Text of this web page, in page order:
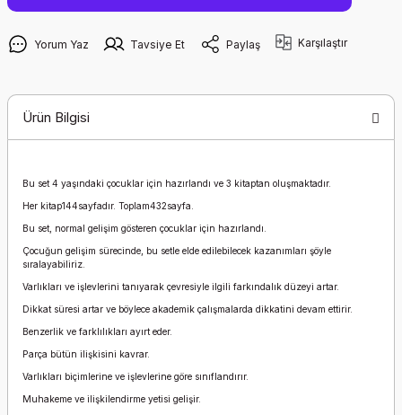
Yorum Yaz Tavsiye Et Paylaş Karşılaştır
Ürün Bilgisi
Bu set 4 yaşındaki çocuklar için hazırlandı ve 3 kitaptan oluşmaktadır.
Her kitap144sayfadır. Toplam432sayfa.
Bu set, normal gelişim gösteren çocuklar için hazırlandı.
Çocuğun gelişim sürecinde, bu setle elde edilebilecek kazanımları şöyle
sıralayabiliriz.
Varlıkları ve işlevlerini tanıyarak çevresiyle ilgili farkındalık düzeyi artar.
Dikkat süresi artar ve böylece akademik çalışmalarda dikkatini devam ettirir.
Benzerlik ve farklılıkları ayırt eder.
Parça bütün ilişkisini kavrar.
Varlıkları biçimlerine ve işlevlerine göre sınıflandırır.
Muhakeme ve ilişkilendirme yetisi gelişir.